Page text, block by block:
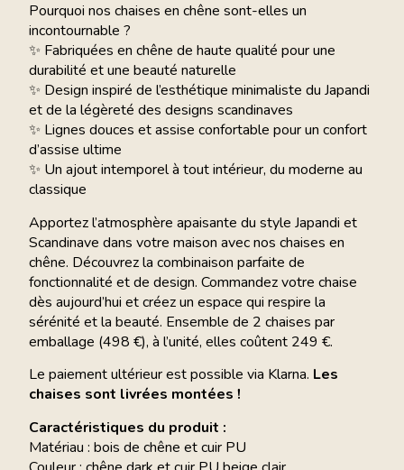
Pourquoi nos chaises en chêne sont-elles un
incontournable ?
✨ Fabriquées en chêne de haute qualité pour une
durabilité et une beauté naturelle
✨ Design inspiré de l’esthétique minimaliste du Japandi
et de la légèreté des designs scandinaves
✨ Lignes douces et assise confortable pour un confort
d’assise ultime
✨ Un ajout intemporel à tout intérieur, du moderne au
classique
Apportez l’atmosphère apaisante du style Japandi et
Scandinave dans votre maison avec nos chaises en
chêne. Découvrez la combinaison parfaite de
fonctionnalité et de design. Commandez votre chaise
dès aujourd’hui et créez un espace qui respire la
sérénité et la beauté. Ensemble de 2 chaises par
emballage (498 €), à l’unité, elles coûtent 249 €.
Le paiement ultérieur est possible via Klarna. Les
chaises sont livrées montées !
Caractéristiques du produit :
Matériau : bois de chêne et cuir PU